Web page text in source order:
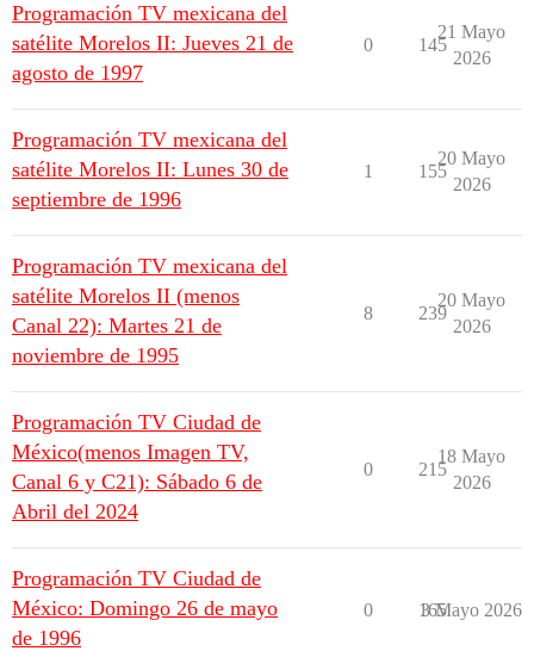
Programación TV mexicana del
satélite Morelos II: Jueves 21 de
agosto de 1997
0 145
21 Mayo
2026
Programación TV mexicana del
satélite Morelos II: Lunes 30 de
septiembre de 1996
1 155
20 Mayo
2026
Programación TV mexicana del
satélite Morelos II (menos
Canal 22): Martes 21 de
noviembre de 1995
8 239
20 Mayo
2026
Programación TV Ciudad de
México(menos Imagen TV,
Canal 6 y C21): Sábado 6 de
Abril del 2024
0 215
18 Mayo
2026
Programación TV Ciudad de
México: Domingo 26 de mayo
de 1996
0 165
3 Mayo 2026